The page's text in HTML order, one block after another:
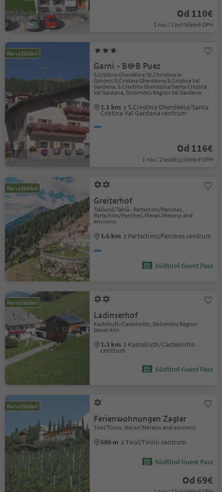
Od 110€
1 noc / 1 byt Včetně DPH
Na vyžádání
Garni - B&B Puez
S.Cristina Gherdëina/St.Christina in
Gröden/S.Cristina Gherdëina/S.Cristina Val
Gardena, S.Crestina Gherdëina/Santa Cristina
Val Gardana, Dolomites Region Val Gardena
1.1 km z S.Crestina Gherdëina/Santa
Cristina Val Gardana centrum
Od 116€
1 noc / 2 osob(y) Včetně DPH
Na vyžádání
Greiterhof
Tabland/Tablà - Partschins/Parcines,
Partschins/Parcines, Meran/Merano and
environs
1.6 km z Partschins/Parcines centrum
Südtirol Guest Pass
Na vyžádání
Ladinserhof
Kastelruth/Castelrotto, Dolomites Region
Seiser Alm
1.3 km z Kastelruth/Castelrotto
centrum
Südtirol Guest Pass
Na vyžádání
Ferienwohnungen Zagler
Tirol/Tirolo, Meran/Merano and environs
680 m z Tirol/Tirolo centrum
Südtirol Guest Pass
Od 69€